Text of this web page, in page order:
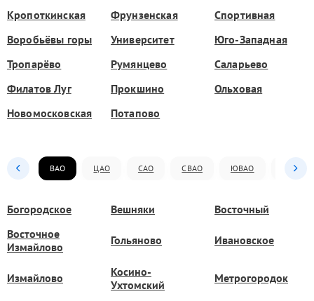
Кропоткинская Фрунзенская
Спортивная
Воробьёвы горы
Университет
Юго-Западная
Тропарёво
Румянцево
Саларьево
Филатов Луг
Прокшино
Ольховая
Новомосковская
Потапово
ВАО ЦАО САО СВАО ЮВАО ЮАО
Богородское Вешняки
Восточный
Восточное
Измайлово
Гольяново Ивановское
Измайлово
Косино-
Ухтомский
Метрогородок